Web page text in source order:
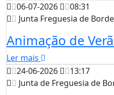
06-07-2026
08:31
Junta Freguesia de
Animação de
Ler mais
24-06-2026
13:17
Junta de Freguesia de